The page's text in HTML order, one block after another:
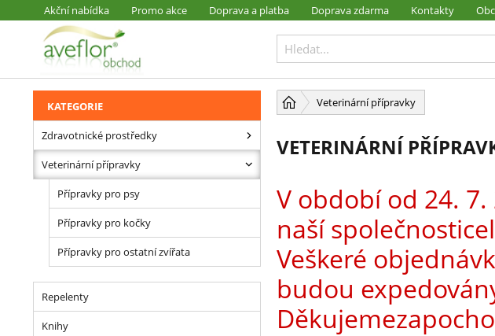
PŘESKOČIT NAVIGACI
Akční nabídka Promo akce Doprava a platba Doprava zdarma Kontakty
KATEGORIE
Zdravotnické prostředky
Veterinární přípravky
Přípravky pro psy
Přípravky pro kočky
Přípravky pro ostatní zvířata
Repelenty
Knihy
Veterinární přípravky
VETERINÁRNÍ
V období od 24.
naší
Veškeré
budou